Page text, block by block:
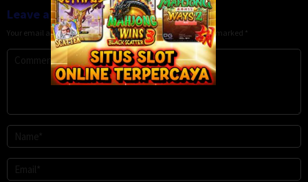
Leave a Reply
Your email address will not be published.Required fields are marked *